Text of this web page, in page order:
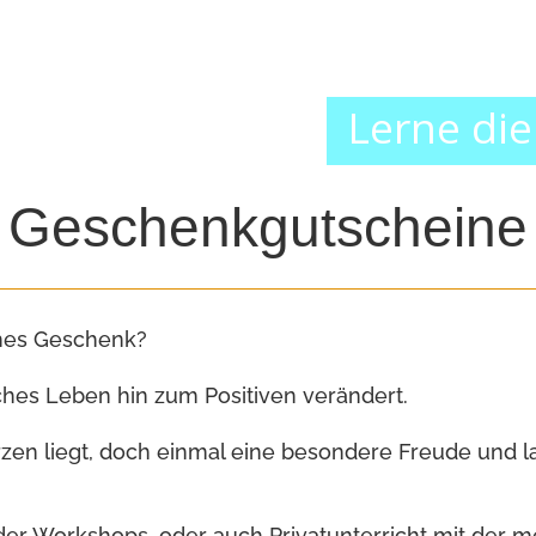
Lerne
Geschenkgutscheine
Geschenk?
Leben hin zum Positiven verändert.
liegt, doch einmal eine besondere Freude und